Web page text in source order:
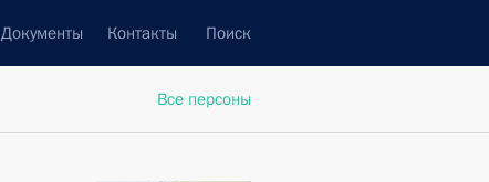
Документы Контакты Поиск
Все персоны